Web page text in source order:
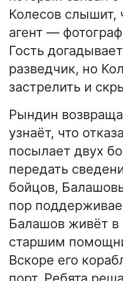
Колесов слышит,
агент —
Гость
разведчик, но
застрелить и
Рындин
узнаёт, что
посылает двух
передать
бойцов,
пор
Балашов живёт в
старшим
Вскоре его
порт. Ребята